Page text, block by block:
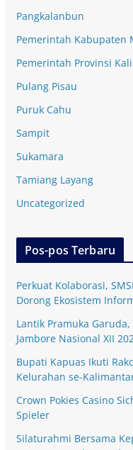
Pangkalanbun
Pemerintah Kabupaten
Pemerintah Provinsi
Pulang Pisau
Puruk Cahu
Sampit
Sukamara
Tamiang Layang
Uncategorized
Pos-pos Terbaru
Perkuat Kolaborasi,
Dorong Ekosistem
Lantik Pramuka
Jambore Nasional XII
Bupati Kapuas Ikuti
Kelurahan se-
Crown Pokies Casino
Spieler
Silaturahmi Bersama